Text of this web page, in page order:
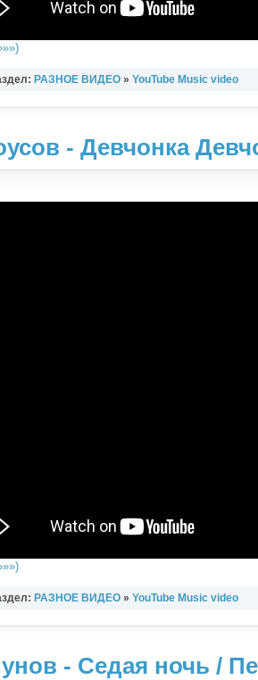
РАЗНОЕ ВИДЕО» YouTube Music video
- Девчонка
РАЗНОЕ ВИДЕО» YouTube Music video
- Седая ночь /